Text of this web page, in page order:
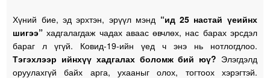
Хүний бие, эд эрхтэн, эрүүл мэнд “ид 25 настай үеийнх
шигээ” хадгалагдаж чадах аваас өвчлөх, нас барах эрсдэл
бараг л үгүй. Ковид-19-ийн үед ч энэ нь нотлогдлоо.
Тэгэхлээр ийнхүү хадгалах боломж бий юү? Элэгдэлд
оруулахгүй байх арга, ухааныг олох, тогтоох хэрэгтэй.